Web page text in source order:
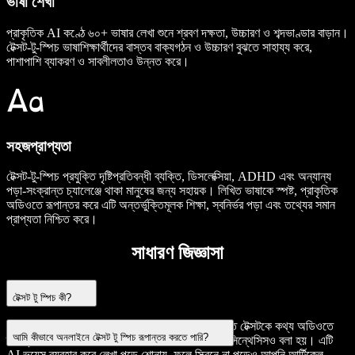
প্রাকৃতিক AI কণ্ঠে ৬০+ ভাষার লেখা শুনে শ্রবণ দক্ষতা, উচ্চারণ ও শব্দভাণ্ডার বাড়ান।
টেক্সট-টু-স্পিচ ভাষাশিক্ষার্থীদের বাস্তব বাক্যগঠন ও উচ্চারণ বুঝতে সাহায্য করে,
পাশাপাশি ব্যাকরণ ও সাবলীলতাও উন্নত করে।
সহজপ্রাপ্যতা
টেক্সট-টু-স্পিচ প্রযুক্তি দৃষ্টিপ্রতিবন্ধী ব্যক্তি, ডিসলেক্সিয়া, ADHD এবং অন্যান্য
পড়া-সংক্রান্ত চ্যালেঞ্জে থাকা মানুষের জন্য সহায়ক। লিখিত ভাষাকে স্পষ্ট, প্রাকৃতিক
অডিওতে রূপান্তর করে এটি অন্তর্ভুক্তিমূলক শিক্ষা, স্বনির্ভর পড়া এবং তথ্যের সমান
প্রাপ্যতা নিশ্চিত করে।
সাধারণ জিজ্ঞাসা
টেক্সট টু স্পিচ কী?
টেক্সট টু স্পিচ (TTS) হলো এমন একটি প্রযুক্তি, যা লিখিত টেক্সটকে কথ্য অডিওতে
রূপান্তর করে। একে অনেক সময় রিড-আলাউড বা স্পিচ সিন্থেসিসও বলা হয়। এটি
আমি কীভাবে অনলাইনে টেক্সট টু স্পিচ রূপান্তর করতে পারি?